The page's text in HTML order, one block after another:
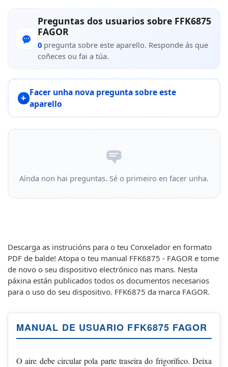
Preguntas dos usuarios sobre FFK6875
FAGOR
0 pregunta sobre este aparello. Responde ás que
coñeces ou fai a túa.
Facer unha nova pregunta sobre este
aparello
Aínda non hai preguntas. Sé o primeiro en facer unha.
Descarga as instrucións para o teu Conxelador en formato
PDF de balde! Atopa o teu manual FFK6875 - FAGOR e tome
de novo o seu dispositivo electrónico nas mans. Nesta
páxina están publicados todos os documentos necesarios
para o uso do seu dispositivo. FFK6875 da marca FAGOR.
MANUAL DE USUARIO FFK6875 FAGOR
O aire debe circular pola parte traseira do frigorífico. Deixa